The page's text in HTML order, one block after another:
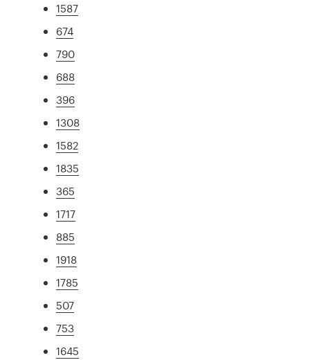
1587
674
790
688
396
1308
1582
1835
365
1717
885
1918
1785
507
753
1645